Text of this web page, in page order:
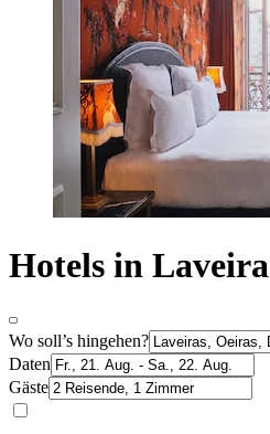
Hotels in
Wo soll’s hingehen?
Daten
Gäste